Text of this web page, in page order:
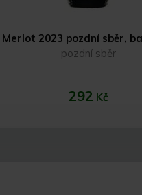
Merlot 2023 pozdní sběr,
pozdní sběr
292 Kč